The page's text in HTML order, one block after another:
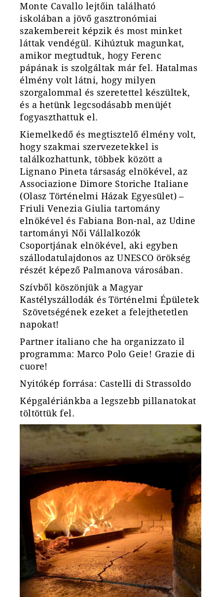
Monte Cavallo lejtőin található
iskolában a jövő gasztronómiai
szakembereit képzik és most minket
láttak vendégül. Kihúztuk magunkat,
amikor megtudtuk, hogy Ferenc
pápának is szolgáltak már fel. Hatalmas
élmény volt látni, hogy milyen
szorgalommal és szeretettel készültek,
és a hetünk legcsodásabb menüjét
fogyaszthattuk el.
Kiemelkedő és megtisztelő élmény volt,
hogy szakmai szervezetekkel is
találkozhattunk, többek között a
Lignano Pineta társaság elnökével, az
Associazione Dimore Storiche Italiane
(Olasz Történelmi Házak Egyesület) –
Friuli Venezia Giulia tartomány
elnökével és Fabiana Bon-nal, az Udine
tartományi Női Vállalkozók
Csoportjának elnökével, aki egyben
szállodatulajdonos az UNESCO örökség
részét képező Palmanova városában.
Szívből köszönjük a Magyar
Szövetségének ezeket a felejthetetlen
napokat!
Partner italiano che ha organizzato il
programma: Marco Polo Geie! Grazie di
cuore!
Nyitókép forrása: Castelli di Strassoldo
Képgalériánkba a legszebb pillanatokat
töltöttük fel.